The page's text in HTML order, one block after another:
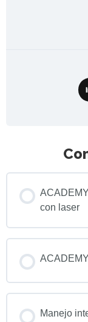
Iniciar
con laser
Manejo